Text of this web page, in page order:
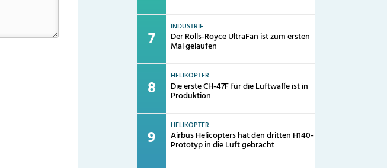
INDUSTRIE
Der Rolls-Royce UltraFan ist zum ersten
Mal gelaufen
HELIKOPTER
Die erste CH-47F für die Luftwaffe ist in
Produktion
HELIKOPTER
Airbus Helicopters hat den dritten H140-
Prototyp in die Luft gebracht